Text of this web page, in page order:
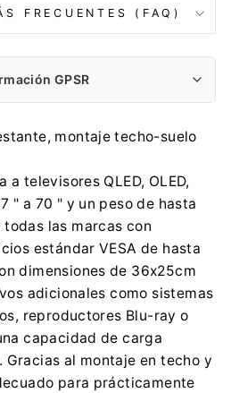
FRECUENTES (FAQ)
GPSR
Sp. z o.o.
32 284 72 22
Sp. z o.o.
600 Tarnowskie Góry
32 284 72 22
montaje techo-suelo
televisores QLED, OLED,
" a 70 " y un peso de hasta
las marcas con
estándar VESA de hasta
dimensiones de 36x25cm
adicionales como sistemas
reproductores Blu-ray o
capacidad de carga
Gracias al montaje en techo y
para prácticamente